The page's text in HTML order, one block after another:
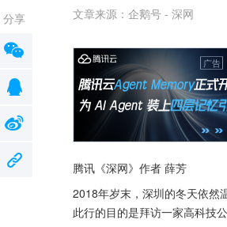
文章来源： 企鹅号 - 深网
广告
腾讯《深网》作者 薛芳
2018年岁末，深圳的冬天依然
此行的目的是拜访一家高科技
分享